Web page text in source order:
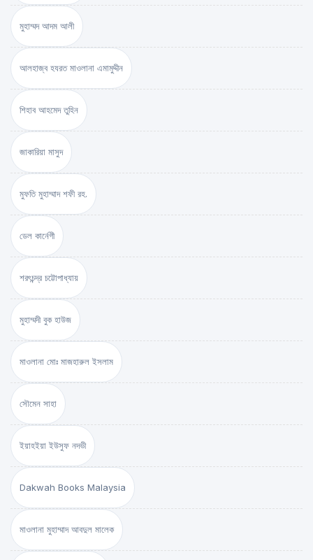
মুহাম্মদ আদম আলী
আলহাজ্ব হযরত মাওলানা এমামুদ্দীন
শিহাব আহমেদ তুহিন
জাকারিয়া মাসুদ
মুফতি মুহাম্মাদ শফী রহ.
ডেল কার্নেগী
শরৎচন্দ্র চট্টোপাধ্যায়
মুহাম্মদী বুক হাউজ
মাওলানা মোঃ মাজহারুল ইসলাম
সৌমেন সাহা
ইয়াহইয়া ইউসুফ নদভী
Dakwah Books Malaysia
মাওলানা মুহাম্মাদ আবদুল মালেক